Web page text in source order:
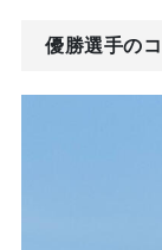
優勝選手の